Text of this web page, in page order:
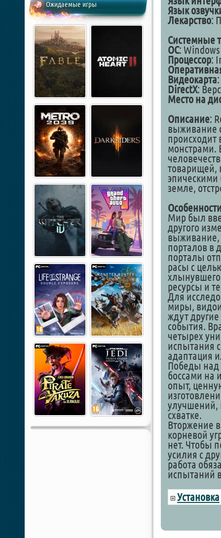
Ожидаемые игры
Язык
Лекарство:
Системные
ОС:
Процессор:
Видеокарта
DirectX:
Место на
Описание:
выживание
происходит
монстрами.
товарищей,
эпическими
земле,
Мир был
другого
выживание,
порталов в
порталы
расы с
ресурсы и
Для
миры,
ждут
события.
четырех
испытания
адаптация
Победы над
боссами на
опыт,
улучшений,
схватке.
Вторжение
корневой
нет. Чтобы
усилия с
работа
испытаний
Установка